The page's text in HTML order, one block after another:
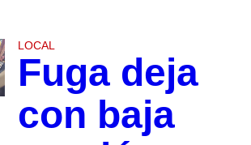
LOCAL
Fuga deja
con baja